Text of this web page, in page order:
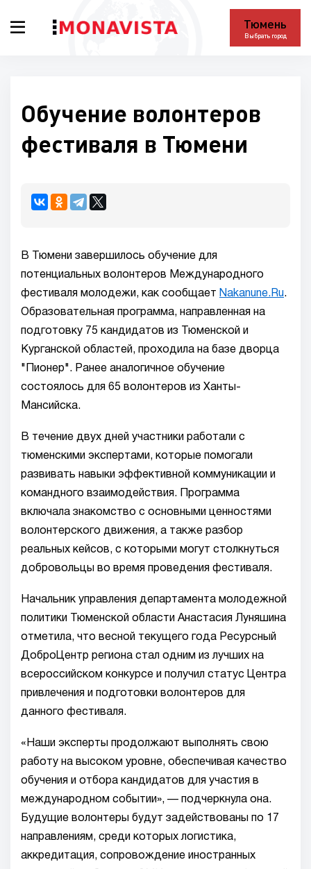
Тюмень
Выбрать город
Обучение волонтеров
фестиваля в Тюмени
В Тюмени завершилось обучение для
потенциальных волонтеров Международного
фестиваля молодежи, как сообщает Nakanune.Ru .
Образовательная программа, направленная на
подготовку 75 кандидатов из Тюменской и
Курганской областей, проходила на базе дворца
"Пионер". Ранее аналогичное обучение
состоялось для 65 волонтеров из Ханты-
Мансийска.
В течение двух дней участники работали с
тюменскими экспертами, которые помогали
развивать навыки эффективной коммуникации и
командного взаимодействия. Программа
включала знакомство с основными ценностями
волонтерского движения, а также разбор
реальных кейсов, с которыми могут столкнуться
добровольцы во время проведения фестиваля.
Начальник управления департамента молодежной
политики Тюменской области Анастасия Луняшина
отметила, что весной текущего года Ресурсный
ДоброЦентр региона стал одним из лучших на
всероссийском конкурсе и получил статус Центра
привлечения и подготовки волонтеров для
данного фестиваля.
«Наши эксперты продолжают выполнять свою
работу на высоком уровне, обеспечивая качество
обучения и отбора кандидатов для участия в
международном событии», — подчеркнула она.
Будущие волонтеры будут задействованы по 17
направлениям, среди которых логистика,
аккредитация, сопровождение иностранных